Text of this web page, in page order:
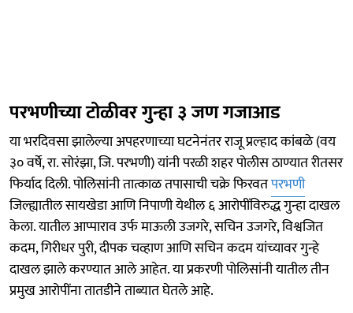
परभणीच्या टोळीवर गुन्हा ३ जण गजाआड
या भरदिवसा झालेल्या अपहरणाच्या घटनेनंतर राजू प्रल्हाद कांबळे (वय
३० वर्षे, रा. सोरंझा, जि. परभणी) यांनी परळी शहर पोलीस ठाण्यात रीतसर
फिर्याद दिली. पोलिसांनी तात्काळ तपासाची चक्रे फिरवतपरभणी
जिल्ह्यातील सायखेडा आणि निपाणी येथील ६ आरोपींविरुद्ध गुन्हा दाखल
केला. यातील आप्पाराव उर्फ माऊली उजगरे, सचिन उजगरे, विश्वजित
कदम, गिरीधर पुरी, दीपक चव्हाण आणि सचिन कदम यांच्यावर गुन्हे
दाखल झाले करण्यात आले आहेत. या प्रकरणी पोलिसांनी यातील तीन
प्रमुख आरोपींना तातडीने ताब्यात घेतले आहे.